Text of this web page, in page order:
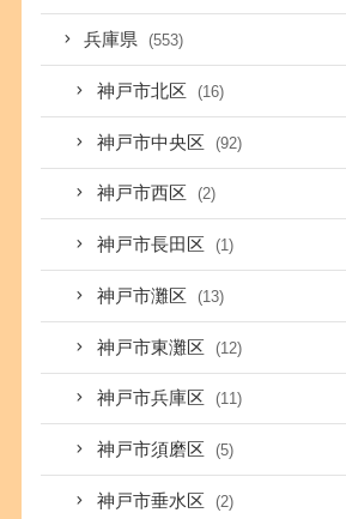
兵庫県 (553)
神戸市北区 (16)
神戸市中央区 (92)
神戸市西区 (2)
神戸市長田区 (1)
神戸市灘区 (13)
神戸市東灘区 (12)
神戸市兵庫区 (11)
神戸市須磨区 (5)
神戸市垂水区 (2)